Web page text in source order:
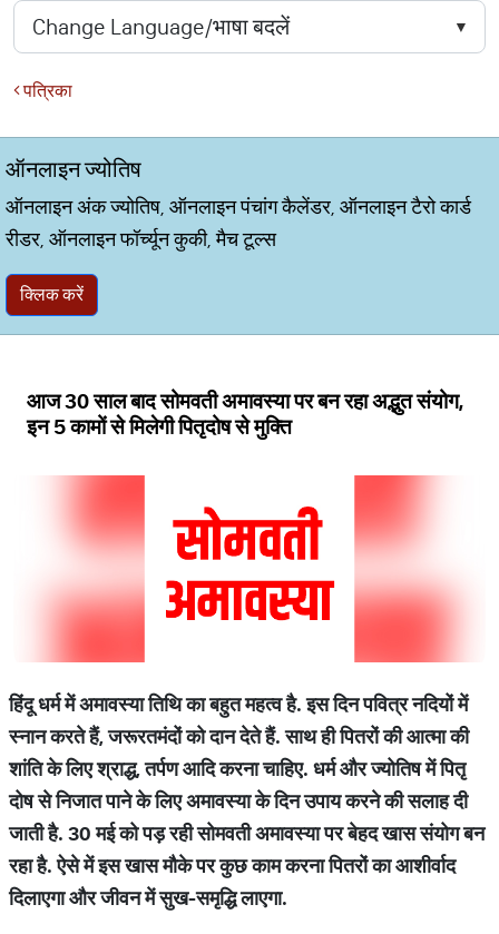
पत्रिका
ऑनलाइन ज्योतिष
ऑनलाइन अंक ज्योतिष, ऑनलाइन पंचांग कैलेंडर, ऑनलाइन टैरो कार्ड
रीडर, ऑनलाइन फॉर्च्यून कुकी, मैच टूल्स
क्लिक करें
आज 30 साल बाद सोमवती अमावस्या पर बन रहा अद्भुत संयोग,
इन 5 कामों से मिलेगी पितृदोष से मुक्ति
हिंदूधर्ममेंअमावस्यातिथिकाबहुतमहत्वहै.इसदिनपवित्रनदियोंमें
स्नानकरतेहैं,जरूरतमंदोंकोदानदेतेहैं.साथहीपितरोंकीआत्माकी
शांतिकेलिएश्राद्ध,तर्पणआदिकरनाचाहिए. धर्मऔरज्योतिषमेंपितृ
दोषसेनिजातपानेकेलिएअमावस्याकेदिनउपायकरनेकीसलाहदी
जातीहै. 30मईकोपड़रहीसोमवतीअमावस्यापरबेहदखाससंयोगबन
रहाहै.ऐसेमेंइसखासमौकेपरकुछकामकरनापितरोंकाआशीर्वाद
दिलाएगाऔरजीवनमेंसुख-समृद्धिलाएगा.